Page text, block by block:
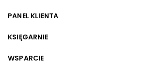
PANEL KLIENTA
KSIĘGARNIE
WSPARCIE